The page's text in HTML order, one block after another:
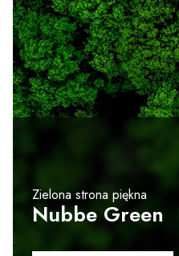
Zielona strona piękna
Nubbe Green